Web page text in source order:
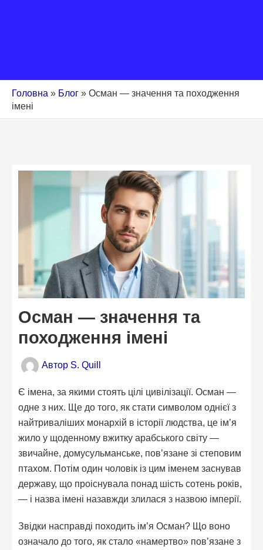
Головна » Блог » Осман — значення та походження
імені
Осман — значення та
походження імені
Автор S. Quill
Є імена, за якими стоять цілі цивілізації. Осман —
одне з них. Ще до того, як стати символом однієї з
найтриваліших монархій в історії людства, це ім’я
жило у щоденному вжитку арабського світу —
звичайне, домусульманське, пов’язане зі степовим
птахом. Потім один чоловік із цим іменем заснував
державу, що проіснувала понад шість сотень років,
— і назва імені назавжди злилася з назвою імперії.
Звідки насправді походить ім’я Осман? Що воно
означало до того, як стало «намертво» пов’язане з